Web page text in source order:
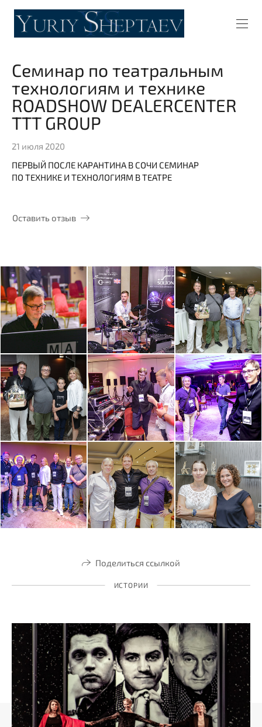
Семинар по театральным
технологиям и технике
ROADSHOW DEALERCENTER
TTT GROUP
21 июля 2020
ПЕРВЫЙ ПОСЛЕ КАРАНТИНА В СОЧИ СЕМИНАР
ПО ТЕХНИКЕ И ТЕХНОЛОГИЯМ В ТЕАТРЕ
Оставить отзыв
Поделиться ссылкой
ИСТОРИИ